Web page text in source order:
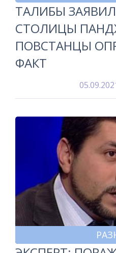
ТАЛИБЫ
СТОЛИЦЫ
ПОВСТАНЦЫ
ФАКТ